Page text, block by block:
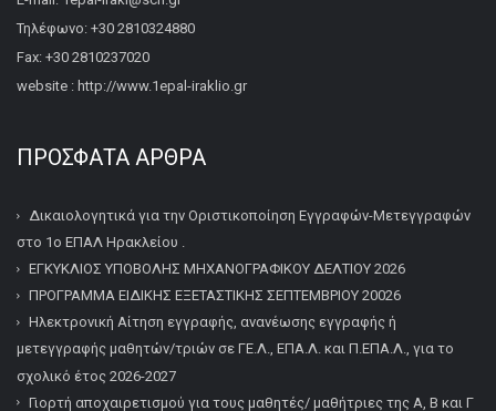
Τηλέφωνο: +30 2810324880
Fax: +30 2810237020
website : http://www.1epal-iraklio.gr
ΠΡΌΣΦΑΤΑ ΆΡΘΡΑ
Δικαιολογητικά για την Οριστικοποίηση Εγγραφών-Μετεγγραφών
στο 1ο ΕΠΑΛ Ηρακλείου .
ΕΓΚΥΚΛΙΟΣ ΥΠΟΒΟΛΗΣ ΜΗΧΑΝΟΓΡΑΦΙΚΟΥ ΔΕΛΤΙΟΥ 2026
ΠΡΟΓΡΑΜΜΑ ΕΙΔΙΚΗΣ ΕΞΕΤΑΣΤΙΚΗΣ ΣΕΠΤΕΜΒΡΙΟΥ 20026
Ηλεκτρονική Αίτηση εγγραφής, ανανέωσης εγγραφής ή
μετεγγραφής μαθητών/τριών σε ΓΕ.Λ., ΕΠΑ.Λ. και Π.ΕΠΑ.Λ., για το
σχολικό έτος 2026-2027
Γιορτή αποχαιρετισμού για τους μαθητές/ μαθήτριες της Α, Β και Γ